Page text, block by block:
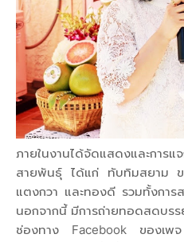
ภายในงานได้จัดแสดงและการ
สายพันธุ์ ได้แก่ ทับทิมสยาม ข
แตงกวา และทองดี รวมทั้งการ
นอกจากนี้ มีการถ่ายทอดสดบรร
ช่องทาง Facebook ของเ